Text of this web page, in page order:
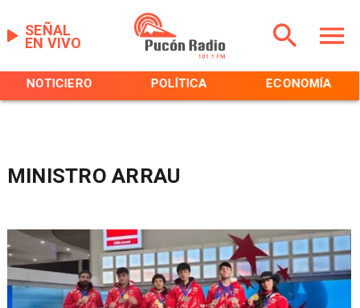
EN VIVO
SEÑAL
NOTICIERO POLÍTICA ECONOMÍA
MINISTRO ARRAU